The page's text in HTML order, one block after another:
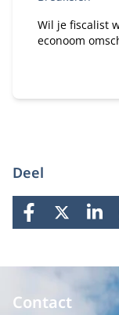
Wil je fiscalist
econoom
Deel
FACEBOOK
X
Contact